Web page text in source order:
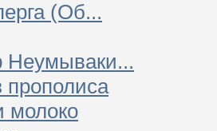
(Об...
Неумываки...
прополиса
молоко